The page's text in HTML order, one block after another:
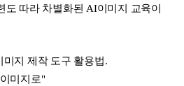
도 따라 차별화된 AI이미지 교육이
지 제작 도구 활용법.
미지로"